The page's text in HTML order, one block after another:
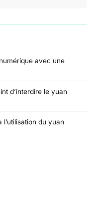
avec une
d’interdire le yuan
du yuan